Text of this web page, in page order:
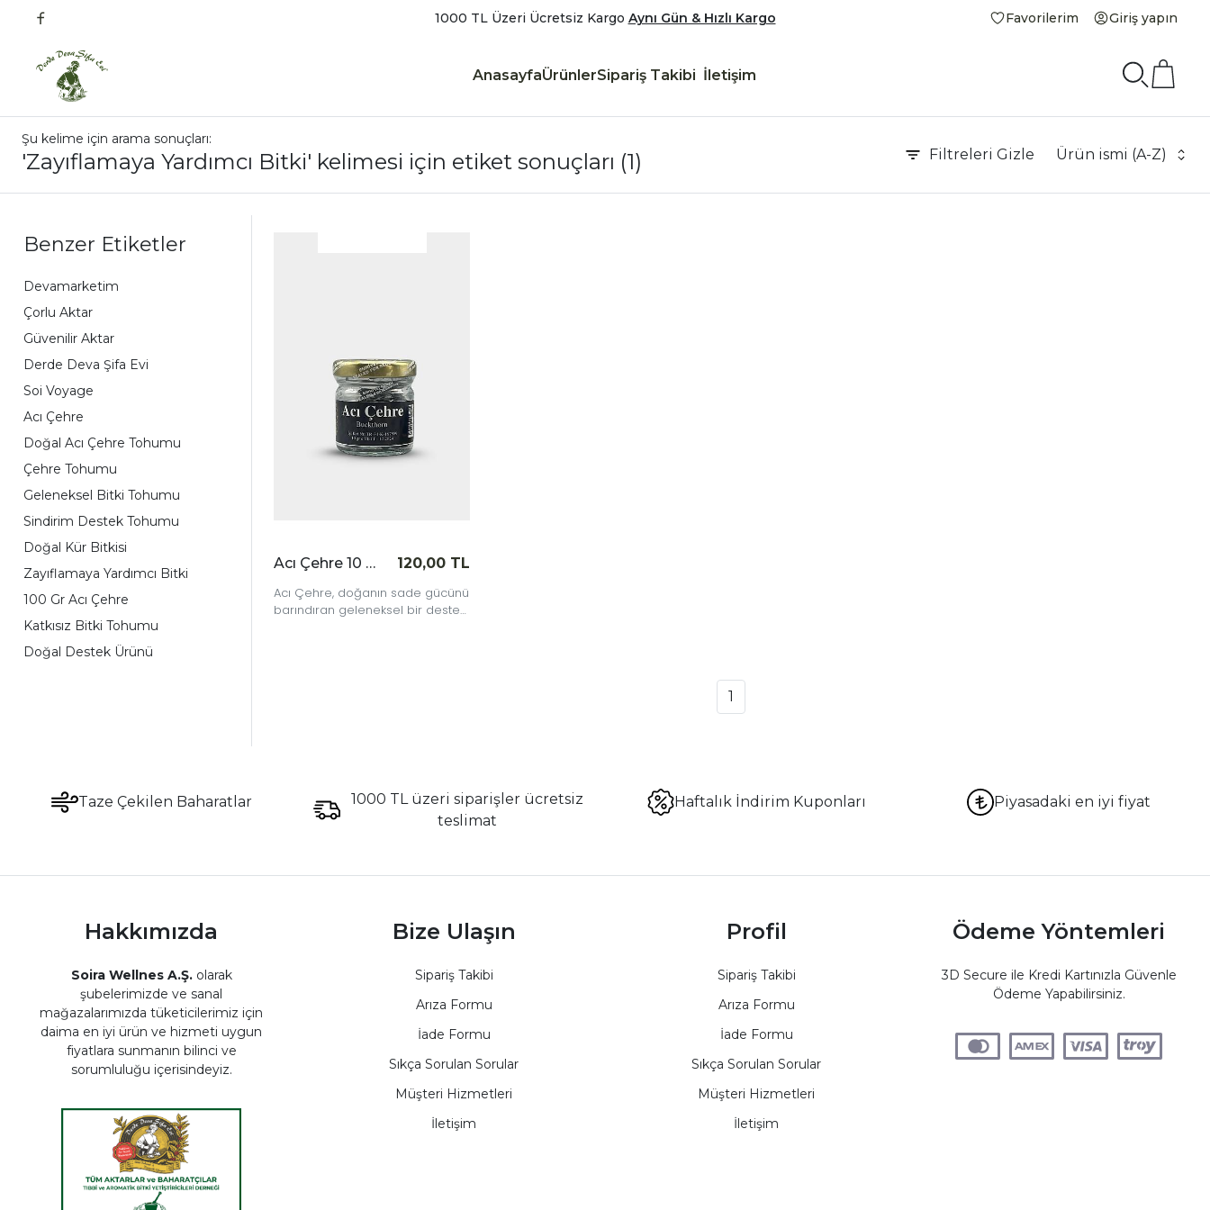
1000 TL Üzeri Ücretsiz Kargo Aynı Gün & Hızlı Kargo Favorilerim Giriş yapın
AnasayfaÜrünlerSipariş Takibi İletişim
Şu kelime için arama sonuçları:
'Zayıflamaya Yardımcı Bitki' kelimesi için etiket sonuçları (1) Filtreleri Gizle Ürün ismi (A-Z)
Benzer Etiketler
Devamarketim
Çorlu Aktar
Güvenilir Aktar
Derde Deva Şifa Evi
Soi Voyage
Acı Çehre
Doğal Acı Çehre Tohumu
Çehre Tohumu
Geleneksel Bitki Tohumu
Sindirim Destek Tohumu
Doğal Kür Bitkisi
Zayıflamaya Yardımcı Bitki
100 Gr Acı Çehre
Katkısız Bitki Tohumu
Doğal Destek Ürünü
Acı Çehre 10 GR
120,00 TL
Acı Çehre, doğanın sade gücünü
barındıran geleneksel bir destek
1
Taze Çekilen Baharatlar
1000 TL üzeri siparişler ücretsiz
teslimat
Haftalık İndirim Kuponları Piyasadaki en iyi fiyat
Hakkımızda
Soira Wellnes A.Ş.olarak
şubelerimizde ve sanal
mağazalarımızda tüketicilerimiz için
daima en iyi ürün ve hizmeti uygun
fiyatlara sunmanın bilinci ve
sorumluluğu içerisindeyiz.
Bize Ulaşın
Sipariş Takibi
Arıza Formu
İade Formu
Sıkça Sorulan Sorular
Müşteri Hizmetleri
İletişim
Profil
Sipariş Takibi
Arıza Formu
İade Formu
Sıkça Sorulan Sorular
Müşteri Hizmetleri
İletişim
Ödeme Yöntemleri
3D Secure ile Kredi Kartınızla Güvenle
Ödeme Yapabilirsiniz.